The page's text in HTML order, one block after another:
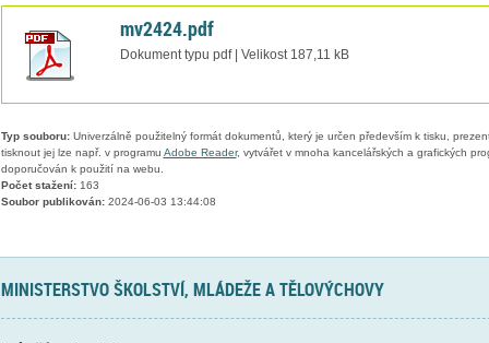
mv2424.pdf
Dokument typu pdf | Velikost 187,11 kB
Typ souboru:Univerzálně použitelný formát dokumentů, který je určen především k tisku,
tisknout jej lze např. v programu Adobe Reader, vytvářet v mnoha kancelářských a grafických
doporučován k použití na webu.
Počet stažení:163
Soubor publikován:2024-06-03 13:44:08
MINISTERSTVO ŠKOLSTVÍ, MLÁDEŽE A TĚLOVÝCHOVY